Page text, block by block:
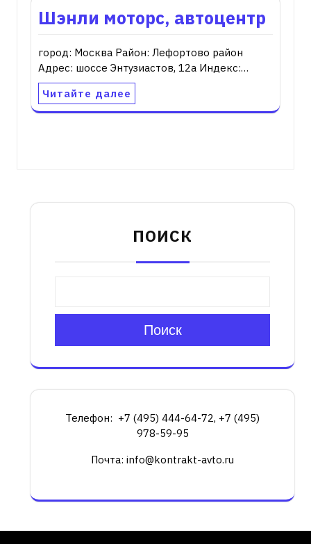
Шэнли моторс, автоцентр
город: Москва Район: Лефортово район
Адрес: шоссе Энтузиастов, 12а Индекс:…
Читайте далее
ПОИСК
Поиск
Телефон: +7 (495) 444-64-72, +7 (495)
978-59-95
Почта: info@kontrakt-avto.ru